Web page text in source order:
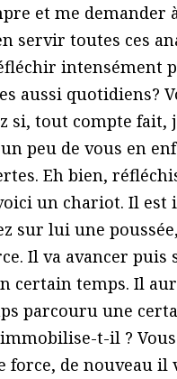
et me demander
servir toutes ces
intensément
aussi quotidiens?
si, tout compte fait,
peu de vous en
Eh bien,
un chariot. Il est
sur lui une
Il va avancer puis
certain temps. Il
parcouru une
t-il ?
force, de nouveau il